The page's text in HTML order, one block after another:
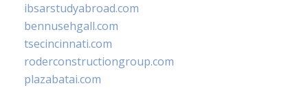
ibsarstudyabroad.com
bennusehgall.com
tsecincinnati.com
roderconstructiongroup.com
plazabatai.com